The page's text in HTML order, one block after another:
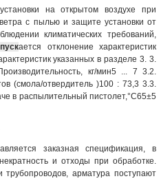
на открытом воздухе при
с пылью и защите установки от
климатических требований,
пускается отклонение характеристик
указанных в разделе 3. 3.
кг/мин5 ... 7 3.2.
(смола/отвердитель )100 : 73,3 3.3.
в распылительный пистолет,°С65±5
заказная спецификация, в
и отходы при обработке.
арматура поступают